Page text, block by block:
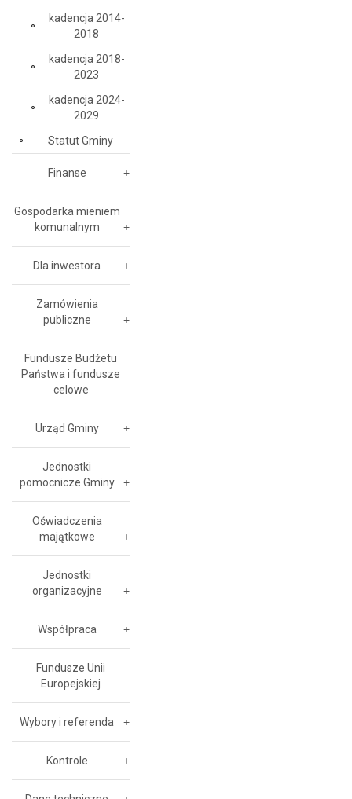
kadencja 2014-
2018
kadencja 2018-
2023
kadencja 2024-
2029
Statut Gminy
Finanse
Gospodarka mieniem
komunalnym
Dla inwestora
Zamówienia
publiczne
Fundusze Budżetu
Państwa i fundusze
celowe
Urząd Gminy
Jednostki
pomocnicze Gminy
Oświadczenia
majątkowe
Jednostki
organizacyjne
Współpraca
Fundusze Unii
Europejskiej
Wybory i referenda
Kontrole